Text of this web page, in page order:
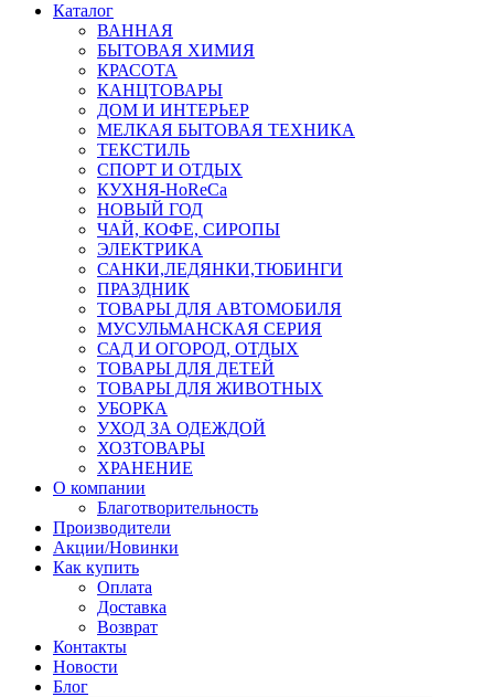
Каталог
ВАННАЯ
БЫТОВАЯ ХИМИЯ
КРАСОТА
КАНЦТОВАРЫ
ДОМ И ИНТЕРЬЕР
МЕЛКАЯ БЫТОВАЯ ТЕХНИКА
ТЕКСТИЛЬ
СПОРТ И ОТДЫХ
КУХНЯ-HoReCa
НОВЫЙ ГОД
ЧАЙ, КОФЕ, СИРОПЫ
ЭЛЕКТРИКА
САНКИ,ЛЕДЯНКИ,ТЮБИНГИ
ПРАЗДНИК
ТОВАРЫ ДЛЯ АВТОМОБИЛЯ
МУСУЛЬМАНСКАЯ СЕРИЯ
САД И ОГОРОД, ОТДЫХ
ТОВАРЫ ДЛЯ ДЕТЕЙ
ТОВАРЫ ДЛЯ ЖИВОТНЫХ
УБОРКА
УХОД ЗА ОДЕЖДОЙ
ХОЗТОВАРЫ
ХРАНЕНИЕ
О компании
Благотворительность
Производители
Акции/Новинки
Как купить
Оплата
Доставка
Возврат
Контакты
Новости
Блог